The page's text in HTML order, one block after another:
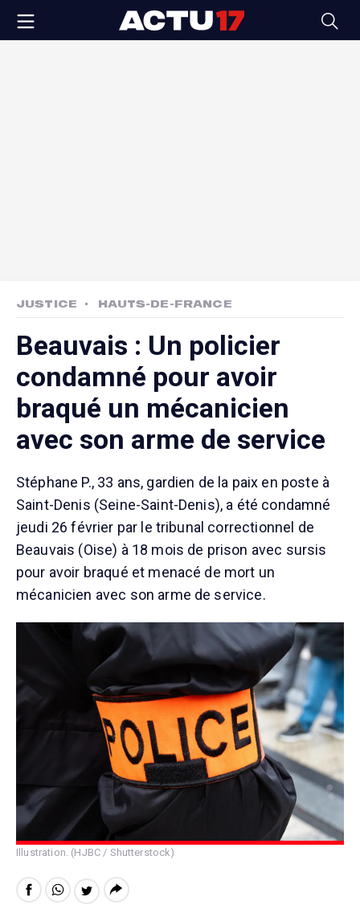
JUSTICE HAUTS-DE-FRANCE
Beauvais : Un policier
condamné pour avoir
braqué un mécanicien
avec son arme de service
Stéphane P., 33 ans, gardien de la paix en poste à
Saint-Denis (Seine-Saint-Denis), a été condamné
jeudi 26 février par le tribunal correctionnel de
Beauvais (Oise) à 18 mois de prison avec sursis
pour avoir braqué et menacé de mort un
mécanicien avec son arme de service.
Illustration. (HJBC / Shutterstock)